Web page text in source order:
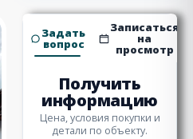
Задать
вопрос
Записаться
на
просмотр
Получить
информацию
Цена, условия покупки и
детали по объекту.